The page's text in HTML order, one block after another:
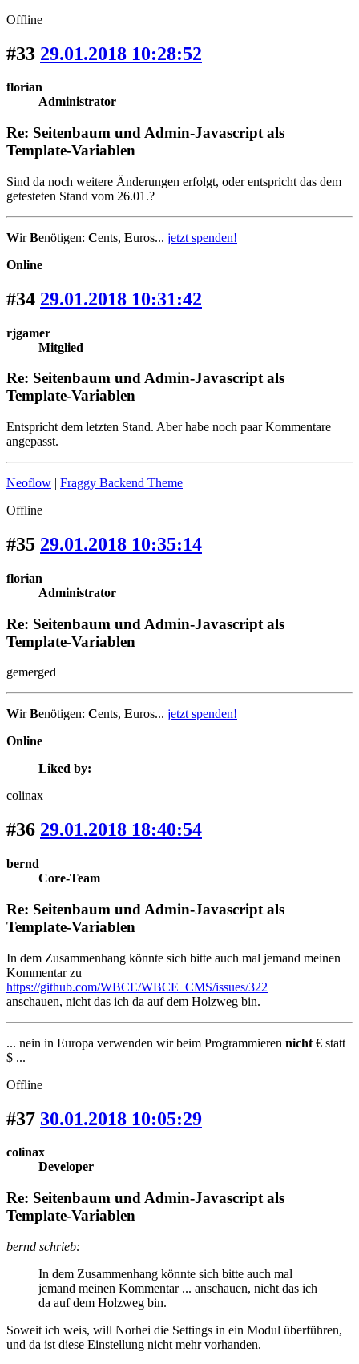
Offline
#33 29.01.2018 10:28:52
florian
Administrator
Re: Seitenbaum und Admin-Javascript als
Template-Variablen
Sind da noch weitere Änderungen erfolgt, oder entspricht das dem
getesteten Stand vom 26.01.?
WirBenötigen: Cents, Euros... jetzt spenden!
Online
#34 29.01.2018 10:31:42
rjgamer
Mitglied
Re: Seitenbaum und Admin-Javascript als
Template-Variablen
Entspricht dem letzten Stand. Aber habe noch paar Kommentare
angepasst.
Neoflow | Fraggy Backend Theme
Offline
#35 29.01.2018 10:35:14
florian
Administrator
Re: Seitenbaum und Admin-Javascript als
Template-Variablen
gemerged
WirBenötigen: Cents, Euros... jetzt spenden!
Online
Liked by:
colinax
#36 29.01.2018 18:40:54
bernd
Core-Team
Re: Seitenbaum und Admin-Javascript als
Template-Variablen
In dem Zusammenhang könnte sich bitte auch mal jemand meinen
Kommentar zu
https://github.com/WBCE/WBCE_CMS/issues/322
anschauen, nicht das ich da auf dem Holzweg bin.
... nein in Europa verwenden wir beim Programmieren nicht € statt
$ ...
Offline
#37 30.01.2018 10:05:29
colinax
Developer
Re: Seitenbaum und Admin-Javascript als
Template-Variablen
bernd schrieb:
In dem Zusammenhang könnte sich bitte auch mal
jemand meinen Kommentar ... anschauen, nicht das ich
da auf dem Holzweg bin.
Soweit ich weis, will Norhei die Settings in ein Modul überführen,
und da ist diese Einstellung nicht mehr vorhanden.